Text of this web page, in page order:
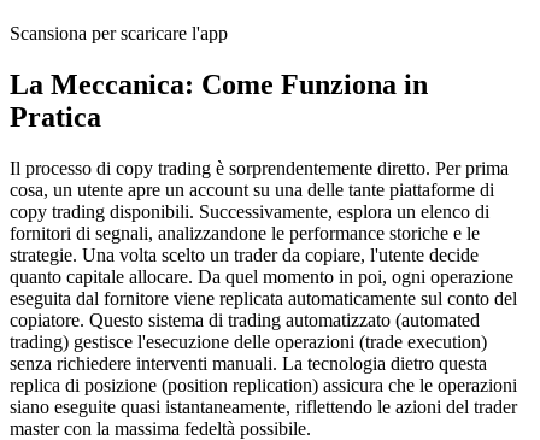
Scansiona per scaricare l'app
La Meccanica: Come Funziona in
Pratica
Il processo di copy trading è sorprendentemente diretto. Per prima
cosa, un utente apre un account su una delle tante piattaforme di
copy trading disponibili. Successivamente, esplora un elenco di
fornitori di segnali, analizzandone le performance storiche e le
strategie. Una volta scelto un trader da copiare, l'utente decide
quanto capitale allocare. Da quel momento in poi, ogni operazione
eseguita dal fornitore viene replicata automaticamente sul conto del
copiatore. Questo sistema di trading automatizzato (automated
trading) gestisce l'esecuzione delle operazioni (trade execution)
senza richiedere interventi manuali. La tecnologia dietro questa
replica di posizione (position replication) assicura che le operazioni
siano eseguite quasi istantaneamente, riflettendo le azioni del trader
master con la massima fedeltà possibile.